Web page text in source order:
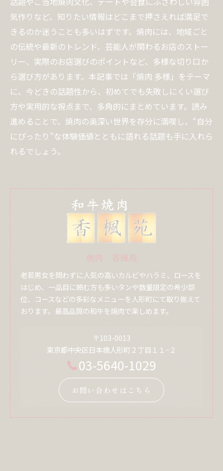
気作りなど、知りたい情報はどこまで押さえれば満足で
きるのか迷うことも多いはずです。焼肉には、地域ごと
の伝統や最新のトレンド、芸能人が関わるお店のストー
リー、実際のお店選びのポイントなど、多様な切り口か
ら選び方があります。本記事では「焼肉 多様」をテーマ
に、今どきの話題性から、初めてでも失敗しにくい選び
方や実用的な視点まで、多角的にまとめています。読み
進めることで、焼肉の奥深い世界を存分に満喫し、“自分
にぴったり”な体験価値とともに語れる話題も手に入れら
れるでしょう。
焼肉 香楓苑
老若男女を問わずに人気の高いカルビやハラミ、ロースを
はじめ、一品目に頼む方も多いタンや数量限定の希少部
位、コースなどの多彩なメニューを人形町にて取り揃えて
おります。最高品質の和牛を焼肉で楽しめます。
〒103-0013
東京都中央区日本橋人形町２丁目１１−２
03-5640-1029
お問い合わせはこちら